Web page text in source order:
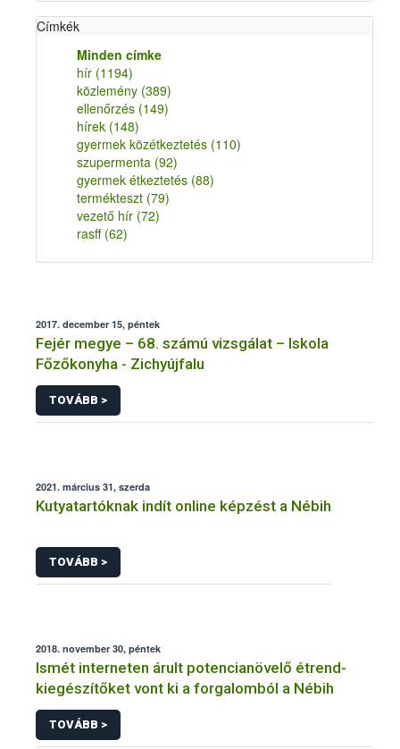
Címkék
Minden címke
hír (1194)
közlemény (389)
ellenőrzés (149)
hírek (148)
gyermek közétkeztetés (110)
szupermenta (92)
gyermek étkeztetés (88)
termékteszt (79)
vezető hír (72)
rasff (62)
2017. december 15, péntek
Fejér megye – 68. számú vizsgálat – Iskola
Főzőkonyha - Zichyújfalu
TOVÁBB >
2021. március 31, szerda
Kutyatartóknak indít online képzést a Nébih
TOVÁBB >
2018. november 30, péntek
Ismét interneten árult potencianövelő étrend-
kiegészítőket vont ki a forgalomból a Nébih
TOVÁBB >